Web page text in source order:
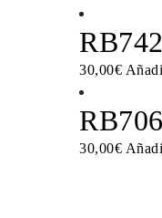
30,00€
30,00€